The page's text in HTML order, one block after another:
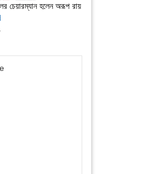
চেয়ারম্যান হলেন অরূপ রায়